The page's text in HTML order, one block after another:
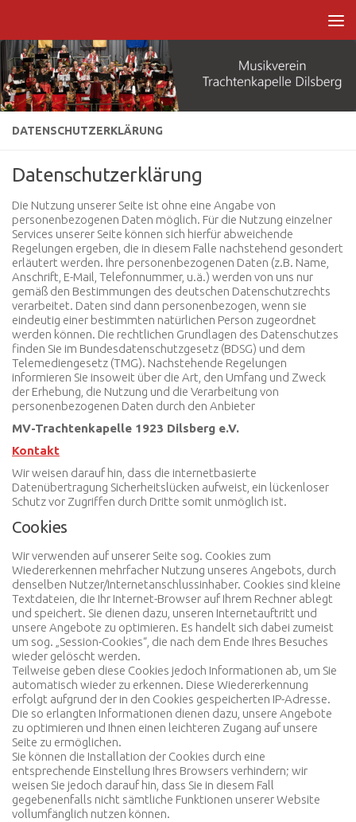
DATENSCHUTZERKLÄRUNG
Datenschutzerklärung
Die Nutzung unserer Seite ist ohne eine Angabe von
personenbezogenen Daten möglich. Für die Nutzung einzelner
Services unserer Seite können sich hierfür abweichende
Regelungen ergeben, die in diesem Falle nachstehend gesondert
erläutert werden. Ihre personenbezogenen Daten (z.B. Name,
Anschrift, E-Mail, Telefonnummer, u.ä.) werden von uns nur
gemäß den Bestimmungen des deutschen Datenschutzrechts
verarbeitet. Daten sind dann personenbezogen, wenn sie
eindeutig einer bestimmten natürlichen Person zugeordnet
werden können. Die rechtlichen Grundlagen des Datenschutzes
finden Sie im Bundesdatenschutzgesetz (BDSG) und dem
Telemediengesetz (TMG). Nachstehende Regelungen
informieren Sie insoweit über die Art, den Umfang und Zweck
der Erhebung, die Nutzung und die Verarbeitung von
personenbezogenen Daten durch den Anbieter
MV-Trachtenkapelle 1923 Dilsberg e.V.
Kontakt
Wir weisen darauf hin, dass die internetbasierte
Datenübertragung Sicherheitslücken aufweist, ein lückenloser
Schutz vor Zugriffen durch Dritte somit unmöglich ist.
Cookies
Wir verwenden auf unserer Seite sog. Cookies zum
Wiedererkennen mehrfacher Nutzung unseres Angebots, durch
denselben Nutzer/Internetanschlussinhaber. Cookies sind kleine
Textdateien, die Ihr Internet-Browser auf Ihrem Rechner ablegt
und speichert. Sie dienen dazu, unseren Internetauftritt und
unsere Angebote zu optimieren. Es handelt sich dabei zumeist
um sog. „Session-Cookies“, die nach dem Ende Ihres Besuches
wieder gelöscht werden.
Teilweise geben diese Cookies jedoch Informationen ab, um Sie
automatisch wieder zu erkennen. Diese Wiedererkennung
erfolgt aufgrund der in den Cookies gespeicherten IP-Adresse.
Die so erlangten Informationen dienen dazu, unsere Angebote
zu optimieren und Ihnen einen leichteren Zugang auf unsere
Seite zu ermöglichen.
Sie können die Installation der Cookies durch eine
entsprechende Einstellung Ihres Browsers verhindern; wir
weisen Sie jedoch darauf hin, dass Sie in diesem Fall
gegebenenfalls nicht sämtliche Funktionen unserer Website
vollumfänglich nutzen können.